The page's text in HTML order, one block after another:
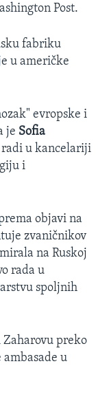
Post.
fabriku
u američke
evropske i
je Sofia
u kancelariji
i
objavi na
zvaničnikov
na Ruskoj
rada u
spoljnih
preko
u